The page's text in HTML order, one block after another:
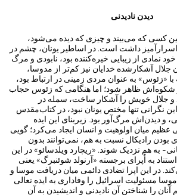
دیدن نادیدنی
کسی که می‌بیند و چیزی که دیده می‌شود،
داشت است. در اساطیر یونان، چشم در
نمادی از زیبایی خیره‌کننده بود، نابودی و مرگ
جلال آشکارشده خدایان نیز کم‌تر از مدوسا،
با «زئوس» به عنوان مردی زمینی در ارتباط بود،
و شکوه‌اش ظاهر شود؛ اما هنگامی که زئوس حجاب
و جلال خویش را آشکار ساخت، سمله در
نگرانی تنها مختص یونان نبود، در کتاب‌مقدس
و دیدن‌اش مرگ‌آور بود. زیربنای این ایده
عظیم میان اولوهیت و انسان ایجاد می‌کرد؛ گویی
بودن رادیکال نسبت به هم، نمی‌توانند بدون
به هم نزدیک شوند. «ریچارد ویلدسائو» در این
به اُپرای برجسته «آرنولد شوئنبرگ» یعنی
در این اپرا تضادی دائمی میان دریافت موسا و
مسئولیت اسرائیل را وفاداری به ایده تعالی
را شناختن آن نادیدنی و اندیشیدن به آن